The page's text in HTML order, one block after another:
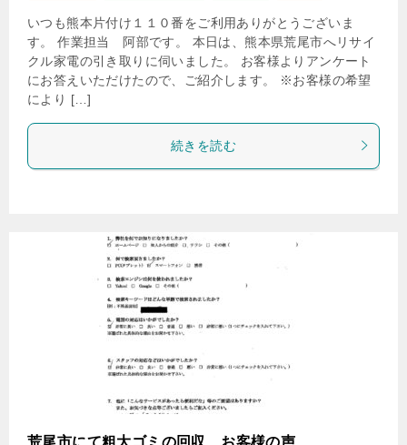
いつも熊本片付け１１０番をご利用ありがとうございま
す。 作業担当 阿部です。 本日は、熊本県荒尾市へリサイ
クル家電の引き取りに伺いました。 お客様よりアンケート
にお答えいただけたので、ご紹介します。 ※お客様の希望
により […]
続きを読む
荒尾市にて粗大ゴミの回収 お客様の声